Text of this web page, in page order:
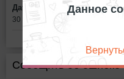
Дата:
30 октября в 18:00
Сообщить об ошибке
Данное